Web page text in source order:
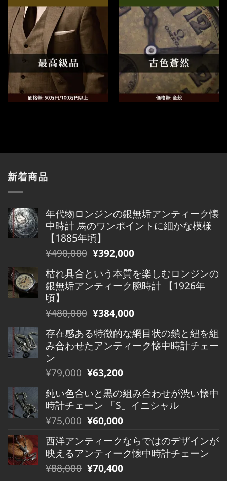
新着商品
年代物ロンジンの銀無垢アンティーク懐
中時計 馬のワンポイントに細かな模様
【1885年頃】
元
価
格
は
¥490,000
で
し
た。
¥490,000 現
の
価
は
¥490,000
で
す。
¥392,000
枯れ具合という本質を楽しむロンジンの
銀無垢アンティーク腕時計 【1926年
頃】
元
価
格
は
¥480,000
で
し
た。
¥480,000 現
の
価
は
¥480,000
で
す。
¥384,000
存在感ある特徴的な網目状の鎖と紐を組
み合わせたアンティーク懐中時計チェー
ン
元
価
格
は
¥79,000
で
し
た。
¥79,000 現
の
価
格
は
¥79,000
で
す。
¥63,200
鈍い色合いと黒の組み合わせが渋い懐中
時計チェーン 「S」イニシャル
元
価
格
は
¥75,000 現
の
価
格
¥60,000
西洋アンティークならではのデザインが
映えるアンティーク懐中時計チェーン
元
¥88,000 現
¥70,400